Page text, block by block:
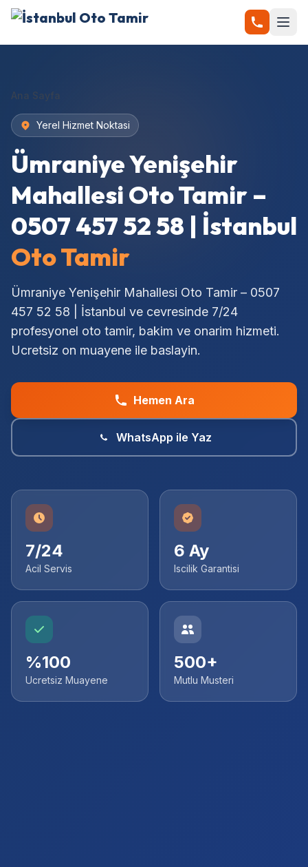
Ana Sayfa
Yerel Hizmet Noktasi
Ümraniye Yenişehir
Mahallesi Oto Tamir –
0507 457 52 58 | İstanbul
Oto Tamir
Ümraniye Yenişehir Mahallesi Oto Tamir – 0507
457 52 58 | İstanbul ve cevresinde 7/24
profesyonel oto tamir, bakim ve onarim hizmeti.
Ucretsiz on muayene ile baslayin.
Hemen Ara
WhatsApp ile Yaz
7/24
Acil Servis
6 Ay
Iscilik Garantisi
%100
Ucretsiz Muayene
500+
Mutlu Musteri